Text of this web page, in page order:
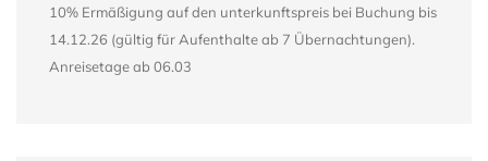
10% Ermäßigung auf den unterkunftspreis bei Buchung bis
14.12.26 (gültig für Aufenthalte ab 7 Übernachtungen).
Anreisetage ab 06.03